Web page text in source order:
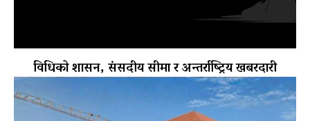
विधिको शासन, संसदीय सीमा र अन्तर्राष्ट्रिय खबरदारी